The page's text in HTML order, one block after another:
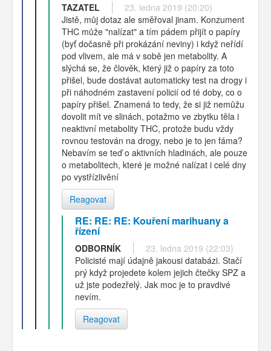
TAZATEL
23. ledna 2019 (20:20)
Jistě, můj dotaz ale směřoval jinam. Konzument
THC může "nalízat" a tím pádem přijít o papíry
(byť dočasně při prokázání neviny) i když neřídí
pod vlivem, ale má v sobě jen metabolity. A
slýchá se, že člověk, který již o papíry za toto
přišel, bude dostávat automaticky test na drogy i
při náhodném zastavení policií od té doby, co o
papíry přišel. Znamená to tedy, že si již nemůžu
dovolit mít ve slinách, potažmo ve zbytku těla i
neaktivní metabolity THC, protože budu vždy
rovnou testován na drogy, nebo je to jen fáma?
Nebavím se teď o aktivních hladinách, ale pouze
o metabolitech, které je možné nalízat i celé dny
po vystřízlivění
Reagovat
RE: RE: RE: Kouření marihuany a
řízení
ODBORNÍK
23. ledna 2019 (22:03)
Policisté mají údajně jakousi databázi. Stačí
prý když projedete kolem jejich čtečky SPZ a
už jste podezřelý. Jak moc je to pravdivé
nevím.
Reagovat